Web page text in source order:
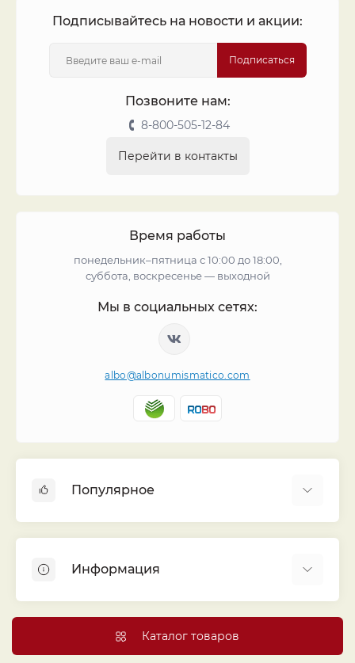
Подписывайтесь на новости и акции:
Подписаться
Позвоните нам:
8-800-505-12-84
Перейти в контакты
Время работы
понедельник–пятница с 10:00 до 18:00,
суббота, воскресенье — выходной
Мы в социальных сетях:
albo@albonumismatico.com
Популярное
Монеты
Банкноты
Листы для монет
Капсулы и холдеры
Информация
Договор публичной оферты
Каталог товаров